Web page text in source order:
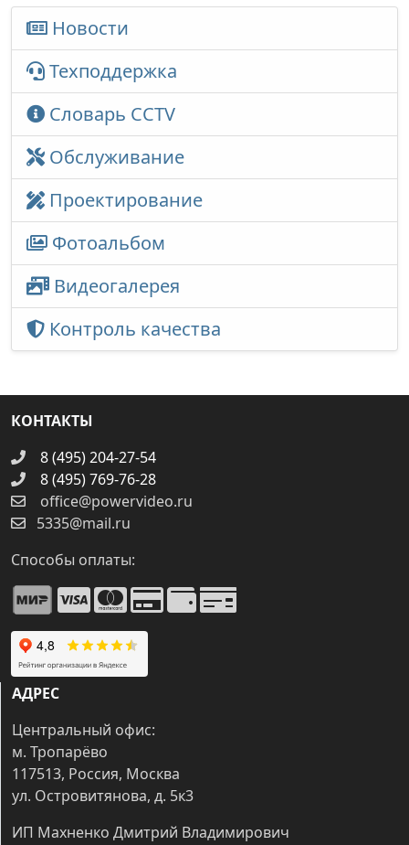
Новости
Техподдержка
Словарь CCTV
Обслуживание
Проектирование
Фотоальбом
Видеогалерея
Контроль качества
КОНТАКТЫ
8 (495) 204-27-54
8 (495) 769-76-28
office@powervideo.ru
5335@mail.ru
Способы оплаты:
АДРЕС
Центральный офис:
м. Тропарёво
117513, Россия, Москва
ул. Островитянова, д. 5к3
ИП Махненко Дмитрий Владимирович